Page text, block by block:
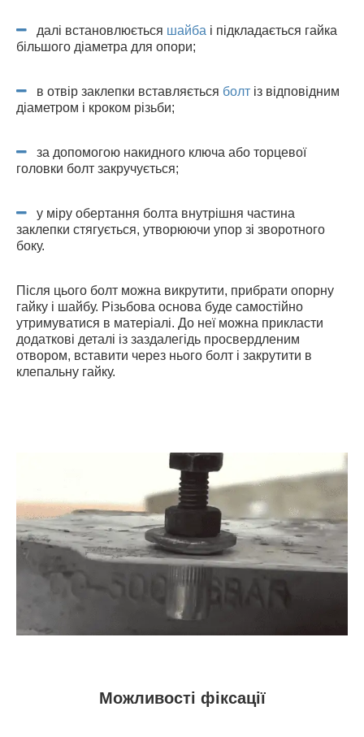
далі встановлюється шайба і підкладається гайка
більшого діаметра для опори;
в отвір заклепки вставляється болт із відповідним
діаметром і кроком різьби;
за допомогою накидного ключа або торцевої
головки болт закручується;
у міру обертання болта внутрішня частина
заклепки стягується, утворюючи упор зі зворотного
боку.
Після цього болт можна викрутити, прибрати опорну
гайку і шайбу. Різьбова основа буде самостійно
утримуватися в матеріалі. До неї можна прикласти
додаткові деталі із заздалегідь просвердленим
отвором, вставити через нього болт і закрутити в
клепальну гайку.
Можливості фіксації